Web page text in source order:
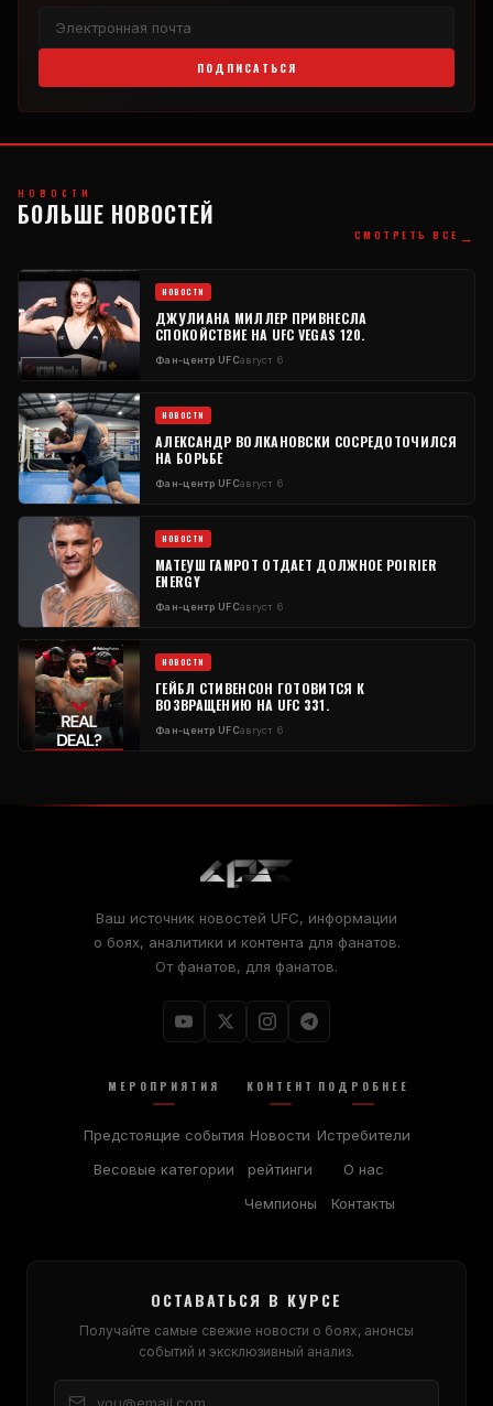
ПОДПИСАТЬСЯ
НОВОСТИ
БОЛЬШЕ НОВОСТЕЙ
СМОТРЕТЬ ВСЕ →
НОВОСТИ
ДЖУЛИАНА МИЛЛЕР ПРИВНЕСЛА
СПОКОЙСТВИЕ НА UFC VEGAS 120.
Фан-центр UFCавгуст 6
НОВОСТИ
АЛЕКСАНДР ВОЛКАНОВСКИ СОСРЕДОТОЧИЛСЯ
НА БОРЬБЕ
Фан-центр UFCавгуст 6
НОВОСТИ
МАТЕУШ ГАМРОТ ОТДАЕТ ДОЛЖНОЕ POIRIER
ENERGY
Фан-центр UFCавгуст 6
НОВОСТИ
ГЕЙБЛ СТИВЕНСОН ГОТОВИТСЯ К
ВОЗВРАЩЕНИЮ НА UFC 331.
Фан-центр UFCавгуст 6
Ваш источник новостей UFC, информации
о боях, аналитики и контента для фанатов.
От фанатов, для фанатов.
МЕРОПРИЯТИЯ
Предстоящие события
Весовые категории
КОНТЕНТ
Новости
рейтинги
Чемпионы
ПОДРОБНЕЕ
Истребители
О нас
Контакты
ОСТАВАТЬСЯ В КУРСЕ
Получайте самые свежие новости о боях, анонсы
событий и эксклюзивный анализ.